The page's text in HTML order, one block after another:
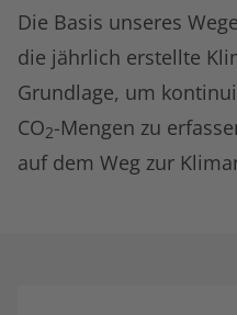
Die Basis unseres
die jährlich erstellte
Grundlage, um
CO2-Mengen zu
auf dem Weg zur